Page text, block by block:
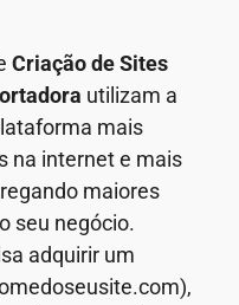
Criação de Sites
utilizam a
mais
na internet e mais
maiores
seu negócio.
adquirir um